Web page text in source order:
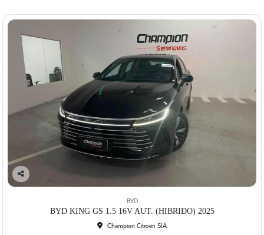
BYD
BYD KING GS 1.5 16V AUT. (HIBRIDO) 2025
Champion Citroën SIA